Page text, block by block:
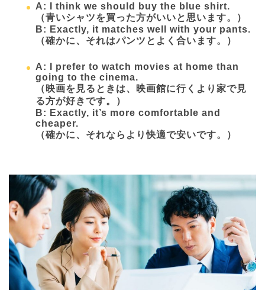
A: I think we should buy the blue shirt.
（青いシャツを買った方がいいと思います。）
B: Exactly, it matches well with your pants.
（確かに、それはパンツとよく合います。）
A: I prefer to watch movies at home than
going to the cinema.
（映画を見るときは、映画館に行くより家で見
る方が好きです。）
B: Exactly, it’s more comfortable and
cheaper.
（確かに、それならより快適で安いです。）